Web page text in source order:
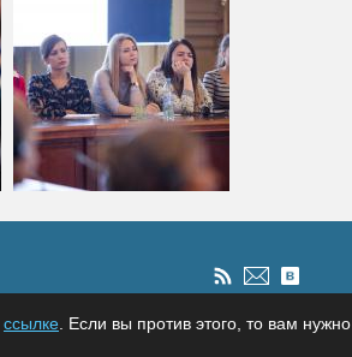
ссылке . Если вы против этого, то вам нужно